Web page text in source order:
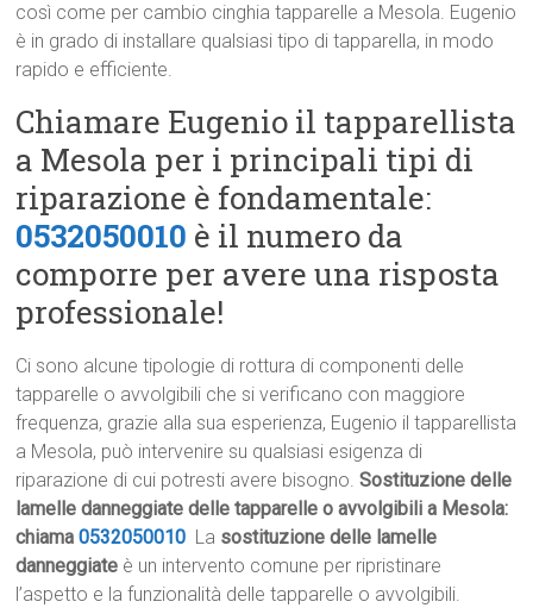
così come per cambio cinghia tapparelle a Mesola. Eugenio
è in grado di installare qualsiasi tipo di tapparella, in modo
rapido e efficiente.
Chiamare Eugenio il tapparellista
a Mesola per i principali tipi di
riparazione è fondamentale:
0532050010 è il numero da
comporre per avere una risposta
professionale!
Ci sono alcune tipologie di rottura di componenti delle
tapparelle o avvolgibili che si verificano con maggiore
frequenza, grazie alla sua esperienza, Eugenio il tapparellista
a Mesola, può intervenire su qualsiasi esigenza di
riparazione di cui potresti avere bisogno.Sostituzione delle
lamelle danneggiate delle tapparelle o avvolgibili a Mesola:
chiama0532050010 La sostituzione delle lamelle
danneggiate è un intervento comune per ripristinare
l’aspetto e la funzionalità delle tapparelle o avvolgibili.